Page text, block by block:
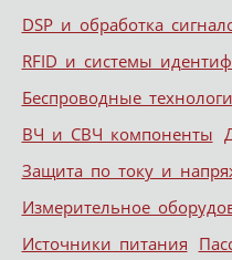
Меню
Skip to content
DSP и обработка
RFID и системы
Беспроводные
ВЧ и СВЧ компоненты
Защита по току и
Измерительное
Источники питания